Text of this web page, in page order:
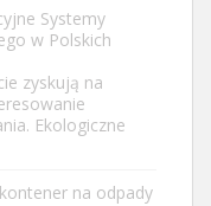
Systemy
w Polskich
zyskują na
Ekologiczne
na odpady